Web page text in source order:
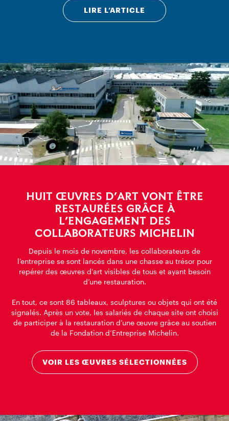
LIRE L’ARTICLE
HUIT ŒUVRES D’ART VONT ÊTRE
RESTAURÉES GRÂCE À
L’ENGAGEMENT DES
COLLABORATEURS MICHELIN
Depuis le mois de novembre, les collaborateurs de
l’entreprise se sont lancés dans une chasse au trésor pour
repérer des œuvres d’art visibles de tous et ayant besoin
d’une restauration.
En tout, ce sont 86 tableaux, sculptures ou objets qui ont été
signalés. Après un vote, les salariés de chaque site ont choisi
de participer à la restauration d’une œuvre grâce au soutien
de la Fondation d’Entreprise Michelin.
VOIR LES ŒUVRES SÉLECTIONNÉES